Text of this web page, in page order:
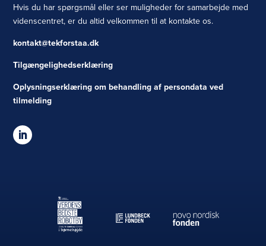
Hvis du har spørgsmål eller ser muligheder for samarbejde med
videnscentret, er du altid velkommen til at kontakte os.
kontakt@tekforstaa.dk
Tilgængelighedserklæring
Oplysningserklæring om behandling af persondata ved
tilmelding